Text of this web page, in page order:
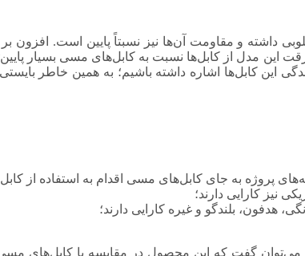
کابل اختر میزان رسانایی مطلوبی داشته و مقاومت آن‌ها نیز نسبتاً پایین
مدل از کابل‌ها نسبت به کابل‌های مسی بسیار
این کابل‌ها اشاره داشته باشیم؛ به همین خاطر
به جای کابل‌های مسی اقدام به استفاده از
نیز کارایی دارند؛
بلندگو و غیره کارایی دارند؛
مفتولی ۳ در ۲۴۰ بعلاوه ۱۲۰ سیم و کابل اختر می‌توان گفت که این محصول